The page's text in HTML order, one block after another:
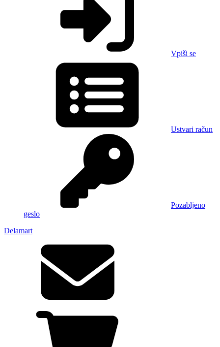
Vpiši se
Ustvari račun
Pozabljeno
geslo
Delamart